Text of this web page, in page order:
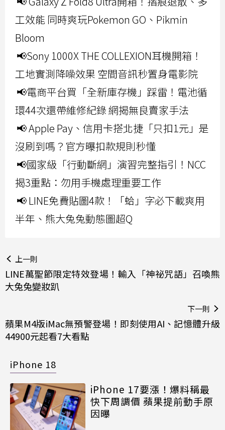
工效能 同時爽玩Pokemon GO、Pikmin
Bloom
📢Sony 1000X THE COLLEXION耳機開箱！
工地實測降噪效果 空間音訊秒置身電影院
📢電商平台買「全新庫存機」踩雷！電池循
環44次還帶維修紀錄 網揭無良賣家手法
📢 Apple Pay、信用卡搭北捷「只扣1元」是
沒刷到嗎？官方曝扣款規則秒懂
📢國家級「行動斷網」演習完整指引！NCC
揭3重點：勿用手機處理重要工作
📢 LINE免費貼圖4款！「蛤」字必下載爽用
半年、熊大兔兔動態圖超Q
上一則
LINE萬聖節限定特效登場！輸入「神祕咒語」召喚熊
大兔兔變妝趴
下一則
蘋果M4版iMac無預警登場！即刻使用AI、記憶體升級
44900元起看7大看點
iPhone 18
iPhone 17要漲！爆料稱最
快下周調價 蘋果提前動手原
因曝